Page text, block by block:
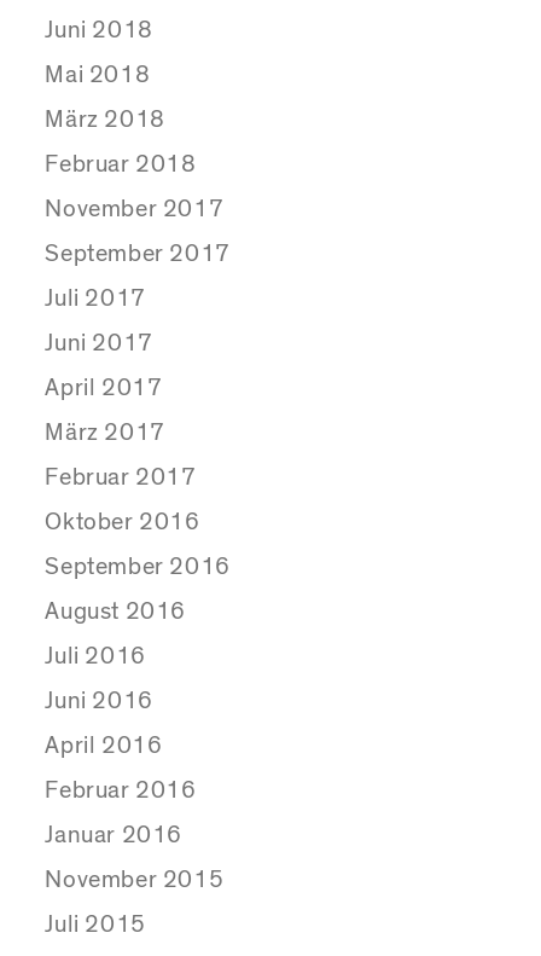
Juni 2018
Mai 2018
März 2018
Februar 2018
November 2017
September 2017
Juli 2017
Juni 2017
April 2017
März 2017
Februar 2017
Oktober 2016
September 2016
August 2016
Juli 2016
Juni 2016
April 2016
Februar 2016
Januar 2016
November 2015
Juli 2015